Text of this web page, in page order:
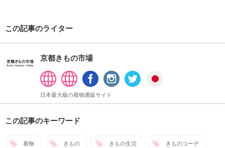
この記事のライター
京都きもの市場
日本最大級の着物通販サイト
この記事のキーワード
着物 きもの きもの生活 きものコーデ